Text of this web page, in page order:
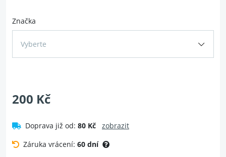
Značka
Vyberte
200 Kč
Doprava již od: 80 Kč
zobrazit
Záruka vrácení: 60 dní